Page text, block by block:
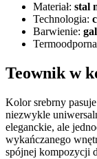
Materiał: stal
Technologia:
Barwienie:
Termoodporna
Teownik w
Kolor srebrny
niezwykle
eleganckie, ale
wykańczanego
spójnej kompozycji